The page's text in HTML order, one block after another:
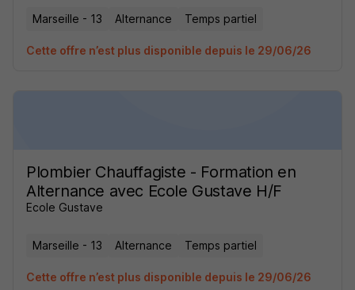
Marseille - 13 Alternance Temps partiel
Cette offre n’est plus disponible depuis le 29/06/26
Plombier Chauffagiste - Formation en
Alternance avec Ecole Gustave H/F
Ecole Gustave
Marseille - 13 Alternance Temps partiel
Cette offre n’est plus disponible depuis le 29/06/26